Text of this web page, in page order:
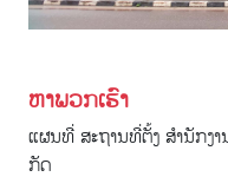
ຫາພວກເຮົາ
ແຜນທີ່ ສະຖານທີ່ຕັ້ງ ສໍານັກງ
ກັດ